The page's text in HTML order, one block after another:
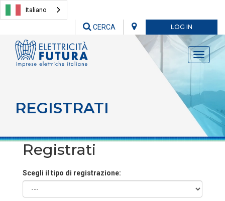
Italiano
LOG IN
CERCA
Toggle
REGISTRATI
Registrati
Scegli il tipo di registrazione: